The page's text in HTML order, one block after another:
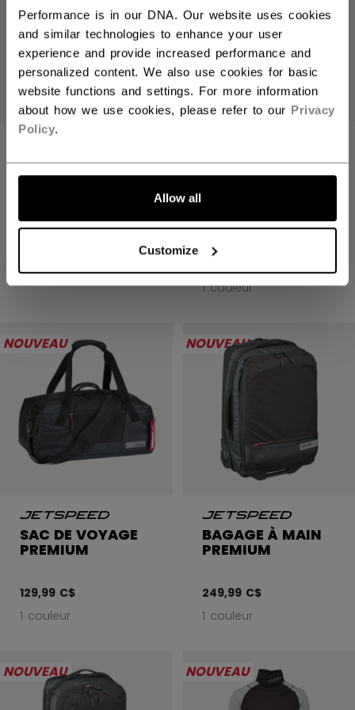
Performance is in our DNA. Our website uses cookies
and similar technologies to enhance your user
experience and provide increased performance and
personalized content. We also use cookies for basic
website functions and settings. For more information
about how we use cookies, please refer to our Privacy
Policy.
Allow all
Customize
ALLONS-Y !
HAUT DE BASE
RÉSISTANT AUX
1 couleur
HAUT À MANCHES
LONGUES
SENIOR
1 couleur
NOUVEAU
SAC DE VOYAGE
PREMIUM
129,99 C$
1 couleur
NOUVEAU
BAGAGE À MAIN
PREMIUM
249,99 C$
1 couleur
NOUVEAU NOUVEAU